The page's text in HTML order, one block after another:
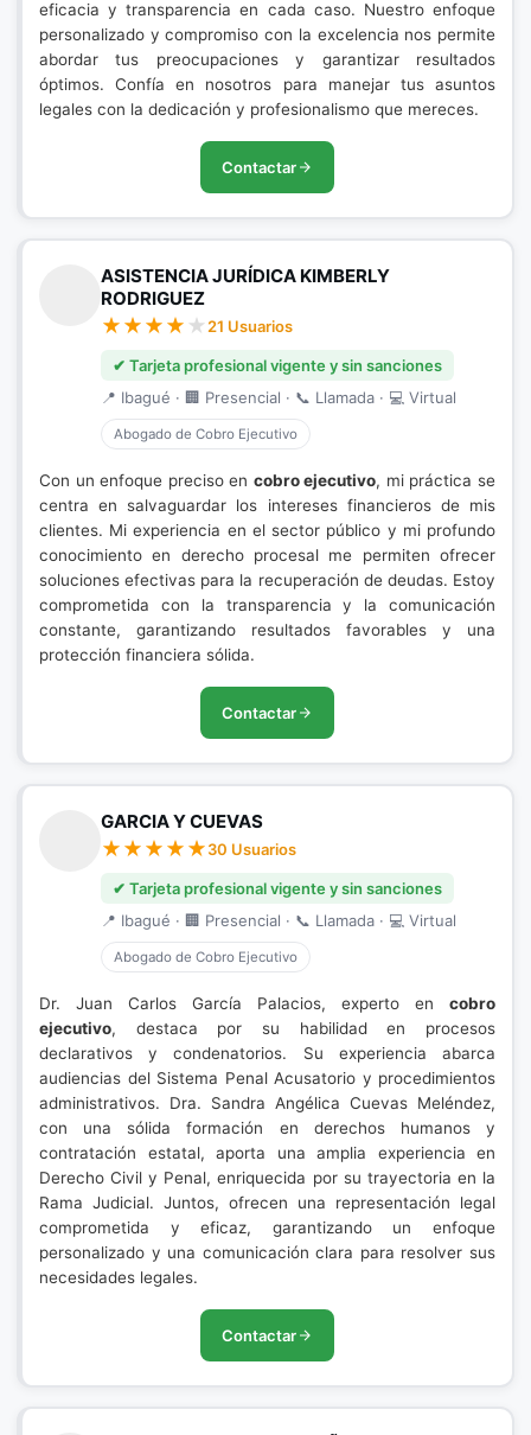
eficacia y transparencia en cada caso. Nuestro enfoque
personalizado y compromiso con la excelencia nos permite
abordar tus preocupaciones y garantizar resultados
óptimos. Confía en nosotros para manejar tus asuntos
legales con la dedicación y profesionalismo que mereces.
Contactar
ASISTENCIA JURÍDICA KIMBERLY
RODRIGUEZ
21 Usuarios
✔ Tarjeta profesional vigente y sin sanciones
📍 Ibagué · 🏢 Presencial · 📞 Llamada · 💻 Virtual
Abogado de Cobro Ejecutivo
Con un enfoque preciso en cobro ejecutivo, mi práctica se
centra en salvaguardar los intereses financieros de mis
clientes. Mi experiencia en el sector público y mi profundo
conocimiento en derecho procesal me permiten ofrecer
soluciones efectivas para la recuperación de deudas. Estoy
comprometida con la transparencia y la comunicación
constante, garantizando resultados favorables y una
protección financiera sólida.
Contactar
GARCIA Y CUEVAS
30 Usuarios
✔ Tarjeta profesional vigente y sin sanciones
📍 Ibagué · 🏢 Presencial · 📞 Llamada · 💻 Virtual
Abogado de Cobro Ejecutivo
Dr. Juan Carlos García Palacios, experto en cobro
ejecutivo, destaca por su habilidad en procesos
declarativos y condenatorios. Su experiencia abarca
audiencias del Sistema Penal Acusatorio y procedimientos
administrativos. Dra. Sandra Angélica Cuevas Meléndez,
con una sólida formación en derechos humanos y
contratación estatal, aporta una amplia experiencia en
Derecho Civil y Penal, enriquecida por su trayectoria en la
Rama Judicial. Juntos, ofrecen una representación legal
comprometida y eficaz, garantizando un enfoque
personalizado y una comunicación clara para resolver sus
necesidades legales.
Contactar